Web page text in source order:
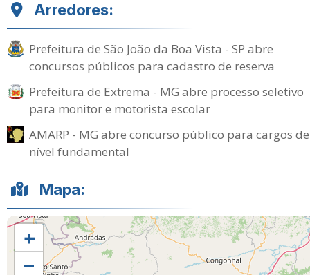
Arredores:
Prefeitura de São João da Boa Vista - SP abre
concursos públicos para cadastro de reserva
Prefeitura de Extrema - MG abre processo seletivo
para monitor e motorista escolar
AMARP - MG abre concurso público para cargos de
nível fundamental
Mapa:
+
−